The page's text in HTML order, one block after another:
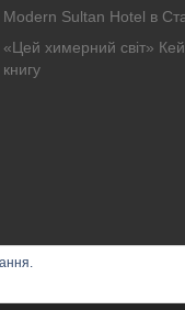
Modern Sultan Hotel в
«Цей химерний світ»
книгу